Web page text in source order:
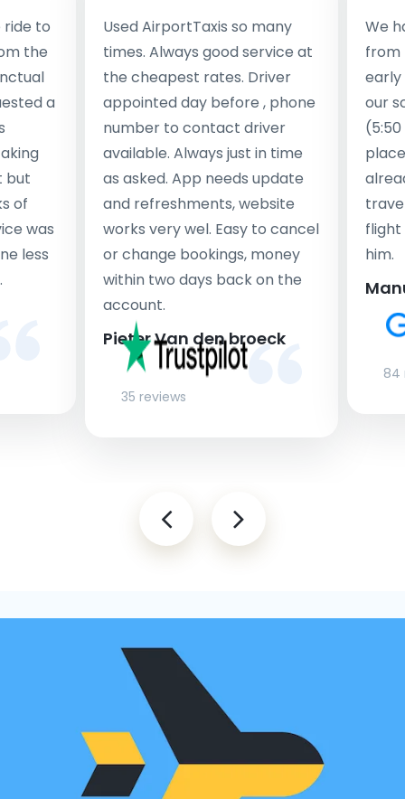
to
the
a
but
of
was
less
Used AirportTaxis so many
times. Always good service at
the cheapest rates. Driver
appointed day before , phone
number to contact driver
available. Always just in time
as asked. App needs update
and refreshments, website
works very wel. Easy to cancel
or change bookings, money
within two days back on the
account.
Pieter Van den broeck
35 reviews
We
from
early
our
flight
him.
84